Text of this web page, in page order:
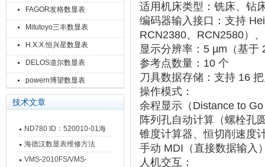
FAGOR发格数显表
Mitutoyo三丰数显表
H.X.X.恒兴星数显表
DELOS道尔数显表
powern博望数显表
技术文章
ND780 ID：520010-01海
德汉数显表故障维修内容
海德汉数显表维修方法
VMS-2010FS/VMS-
适用机床类型 ：铣床、钻
编码器输入接口 ：支持
RCN2380、RCN2580）
显示分辨率 ‌：‌ 5 µm （基
参考点数量 ‌：‌ 10 个
刀具数据存储 ‌：支持 ‌ 16
操作模式 ‌：
余程显示（Distance to
阵列孔自动计算（螺栓孔
锥度计算器、恒切削速度
手动 MDI（直接数据输入
人机交互 ‌：